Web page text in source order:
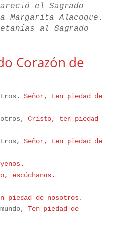
el Sagrado
Margarita Alacoque.
al Sagrado
Corazón de
Señor, ten piedad de
Cristo, ten piedad
Señor, ten piedad de
Ten piedad de